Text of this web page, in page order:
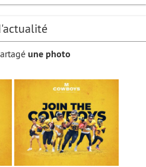
une photo